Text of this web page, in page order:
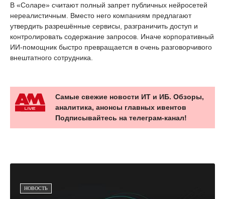
В «Соларе» считают полный запрет публичных нейросетей
нереалистичным. Вместо него компаниям предлагают
утвердить разрешённые сервисы, разграничить доступ и
контролировать содержание запросов. Иначе корпоративный
ИИ-помощник быстро превращается в очень разговорчивого
внештатного сотрудника.
Самые свежие новости ИТ и ИБ. Обзоры,
аналитика, анонсы главных ивентов
Подписывайтесь на телеграм-канал!
НОВОСТЬ